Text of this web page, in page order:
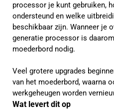
processor je kunt gebruiken,
ondersteund en welke
beschikbaar zijn. Wanneer je
generatie processor is
moederbord nodig.
Veel grotere upgrades
van het moederbord, waarna
werkgeheugen worden
Wat levert dit op